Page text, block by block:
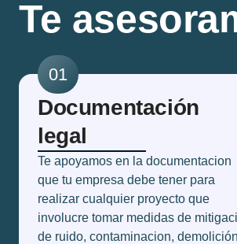
Te
01
Documentación
legal
Te apoyamos en la documentacion
que tu empresa debe tener para
realizar cualquier proyecto que
involucre tomar medidas de
de ruido, contaminacion,